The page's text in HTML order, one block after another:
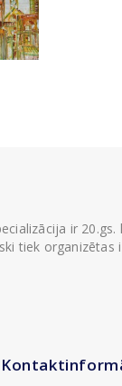
ir
tiek organizētas